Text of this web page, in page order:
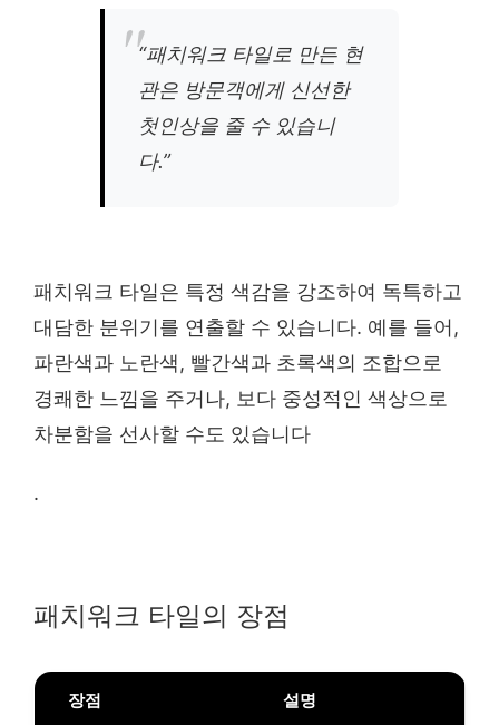
“패치워크 타일로 만든 현
관은 방문객에게 신선한
첫인상을 줄 수 있습니
다.”
패치워크 타일은 특정 색감을 강조하여 독특하고
대담한 분위기를 연출할 수 있습니다. 예를 들어,
파란색과 노란색, 빨간색과 초록색의 조합으로
경쾌한 느낌을 주거나, 보다 중성적인 색상으로
차분함을 선사할 수도 있습니다
.
패치워크 타일의 장점
장점 설명